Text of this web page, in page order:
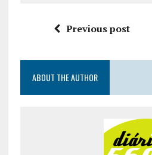
Previous post
ABOUT THE AUTHOR